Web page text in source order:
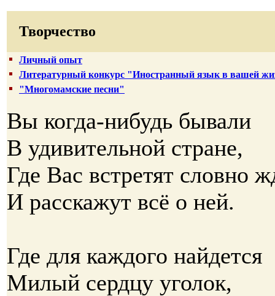
Творчество
Личный опыт
Литературный конкурс "Иностранный язык в вашей
"Многомамские песни"
Вы когда-нибудь бывали
В удивительной стране,
Где Вас встретят словно
И расскажут всё о ней.
Где для каждого найдется
Милый сердцу уголок,